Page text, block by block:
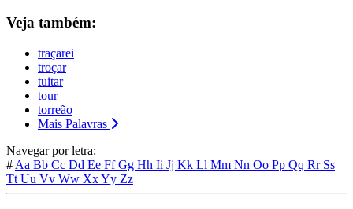
Veja também:
traçarei
troçar
tuitar
tour
torreão
Mais Palavras
Navegar por letra:
# Aa Bb Cc Dd Ee FfGg Hh Ii Jj Kk Ll Mm Nn Oo Pp Qq Rr Ss
Tt Uu Vv Ww XxYy Zz